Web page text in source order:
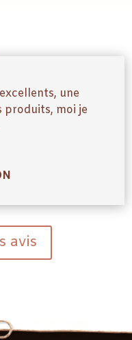
une
produits, moi je
avis